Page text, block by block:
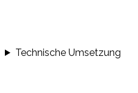
Technische Umsetzung